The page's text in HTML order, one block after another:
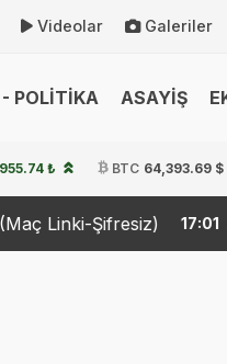
Videolar Galeriler
POLİTİKA ASAYİŞ
₺ BTC 64,393.69 $
17:01 Serdal Adalı: